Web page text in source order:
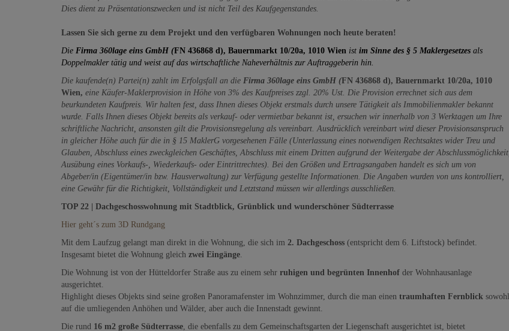
Dies dient zu Präsentationszwecken und ist nicht Teil des Kaufgegenstandes.
Lassen Sie sich gerne zu dem Projekt und den verfügbaren Wohnungen noch heute beraten!
Die Firma 360lage eins GmbH (FN 436868 d), Bauernmarkt 10/20a, 1010 Wien ist im Sinne des § 5 Maklergesetzes als
Doppelmakler tätig und weist auf das wirtschaftliche Naheverhältnis zur Auftraggeberin hin.
Die kaufende(n) Partei(n) zahlt im Erfolgsfall an die Firma 360lage eins GmbH (FN 436868 d), Bauernmarkt 10/20a, 1010
Wien, eine Käufer-Maklerprovision in Höhe von 3% des Kaufpreises zzgl. 20% Ust. Die Provision errechnet sich aus dem
beurkundeten Kaufpreis. Wir halten fest, dass Ihnen dieses Objekt erstmals durch unsere Tätigkeit als Immobilienmakler bekannt
wurde. Falls Ihnen dieses Objekt bereits als verkauf- oder vermietbar bekannt ist, ersuchen wir innerhalb von 3 Werktagen um Ihre
schriftliche Nachricht, ansonsten gilt die Provisionsregelung als vereinbart. Ausdrücklich vereinbart wird dieser Provisionsanspruch
in gleicher Höhe auch für die in § 15 MaklerG vorgesehenen Fälle (Unterlassung eines notwendigen Rechtsaktes wider Treu und
Glauben, Abschluss eines zweckgleichen Geschäftes, Abschluss mit einem Dritten aufgrund der Weitergabe der Abschlussmöglichkeit,
Ausübung eines Vorkaufs-, Wiederkaufs- oder Eintrittrechtes). Bei den Größen und Ertragsangaben handelt es sich um von
Abgeber/in (Eigentümer/in bzw. Hausverwaltung) zur Verfügung gestellte Informationen. Die Angaben wurden von uns kontrolliert,
eine Gewähr für die Richtigkeit, Vollständigkeit und Letztstand müssen wir allerdings ausschließen.
TOP 22 | Dachgeschosswohnung mit Stadtblick, Grünblick und wunderschöner Südterrasse
Hier geht´s zum 3D Rundgang
Mit dem Laufzug gelangt man direkt in die Wohnung, die sich im 2. Dachgeschoss (entspricht dem 6. Liftstock) befindet.
Insgesamt bietet die Wohnung gleich zwei Eingänge
Die Wohnung ist von der Hütteldorfer Straße aus zu einem sehr ruhigen und begrünten Innenhof der Wohnhausanlage
ausgerichtet.
Highlight dieses Objekts sind seine großen Panoramafenster im Wohnzimmer, durch die man einen traumhaften Fernblick sowohl
auf die umliegenden Anhöhen und Wälder, aber auch die Innenstadt gewinnt.
Die rund 16 m2 große Südterrasse , die ebenfalls zu dem Gemeinschaftsgarten der Liegenschaft ausgerichtet ist, bietet